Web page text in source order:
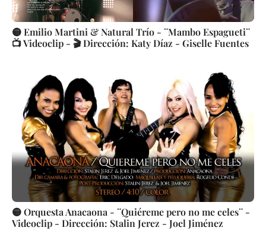
🟡 Emilio Martini & Natural Trío - ¨Mambo Espagueti¨
📺 Videoclip - 🎬 Dirección: Katy Díaz - Giselle Fuentes
🟡 Orquesta Anacaona - ¨Quiéreme pero no me celes¨ -
Videoclip - Dirección: Stalin Jerez - Joel Jiménez